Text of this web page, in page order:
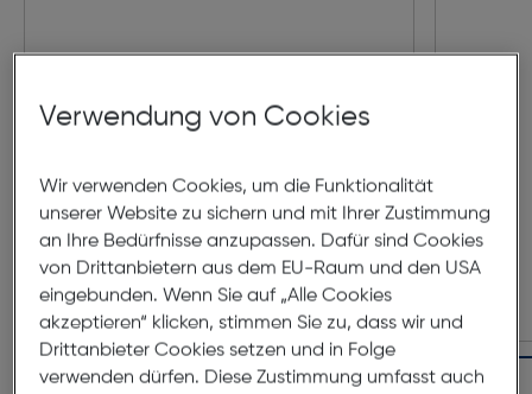
Preis nach Rabatts
€ 860,00
stattUrsprünglicher Preis
€ 939,00
In den Warenkorb
Verwendung von Cookies
Wir verwenden Cookies, um die Funktionalität
unserer Website zu sichern und mit Ihrer Zustimmung
an Ihre Bedürfnisse anzupassen. Dafür sind Cookies
von Drittanbietern aus dem EU-Raum und den USA
eingebunden. Wenn Sie auf „Alle Cookies
akzeptieren“ klicken, stimmen Sie zu, dass wir und
Drittanbieter Cookies setzen und in Folge
verwenden dürfen. Diese Zustimmung umfasst auch